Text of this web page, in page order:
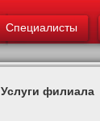
Специалисты
Услуги филиала